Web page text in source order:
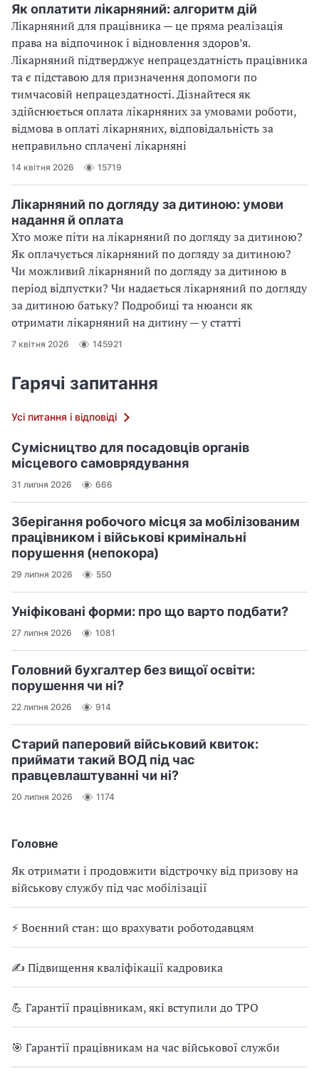
Головне
Як отримати і продовжити відстрочку від призову на
військову службу під час мобілізації
⚡ Воєнний стан: що врахувати роботодавцям
✍ Підвищення кваліфікації кадровика
💪 Гарантії працівникам, які вступили до ТРО
🎯 Гарантії працівникам на час військової служби
Як оплатити лікарняний: алгоритм дій
Лікарняний для працівника — це пряма реалізація
права на відпочинок і відновлення здоров’я.
Лікарняний підтверджує непрацездатність працівника
та є підставою для призначення допомоги по
тимчасовій непрацездатності. Дізнайтеся як
здійснюється оплата лікарняних за умовами роботи,
відмова в оплаті лікарняних, відповідальність за
неправильно сплачені лікарняні
14 квітня 2026 15719
Лікарняний по догляду за дитиною: умови
надання й оплата
Хто може піти на лікарняний по догляду за дитиною?
Як оплачується лікарняний по догляду за дитиною?
Чи можливий лікарняний по догляду за дитиною в
період відпустки? Чи надається лікарняний по догляду
за дитиною батьку? Подробиці та нюанси як
отримати лікарняний на дитину — у статті
7 квітня 2026 145921
Гарячі запитання
Усі питання і відповіді
Сумісництво для посадовців органів
місцевого самоврядування
31 липня 2026 666
Зберігання робочого місця за мобілізованим
працівником і військові кримінальні
порушення (непокора)
29 липня 2026 550
Уніфіковані форми: про що варто подбати?
27 липня 2026 1081
Головний бухгалтер без вищої освіти:
порушення чи ні?
22 липня 2026 914
Старий паперовий військовий квиток:
приймати такий ВОД під час
правцевлаштуванні чи ні?
20 липня 2026 1174